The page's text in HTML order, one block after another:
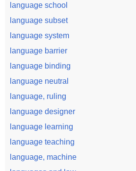
language school
language subset
language system
language barrier
language binding
language neutral
language, ruling
language designer
language learning
language teaching
language, machine